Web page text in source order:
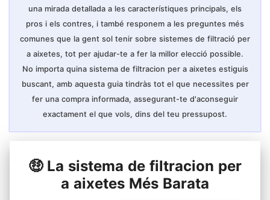
alguna pregunta sobre aquest ​filtre de
muntatge en aixeta​, No dubti a contactar-
nos, Sempre estem llestos per a ajudar-te.
una mirada detallada a les característiques principals, els
pros i els contres, i també responem a les preguntes més
comunes que la gent sol tenir sobre sistemes de filtració per
a aixetes, tot per ajudar-te a fer la millor elecció possible.
No importa quina sistema de filtracion per a aixetes estiguis
buscant, amb aquesta guia tindràs tot el que necessites per
fer una compra informada, assegurant-te d'aconseguir
exactament el que vols, dins del teu pressupost.
🤑 La sistema de filtracion per
a aixetes Més Barata